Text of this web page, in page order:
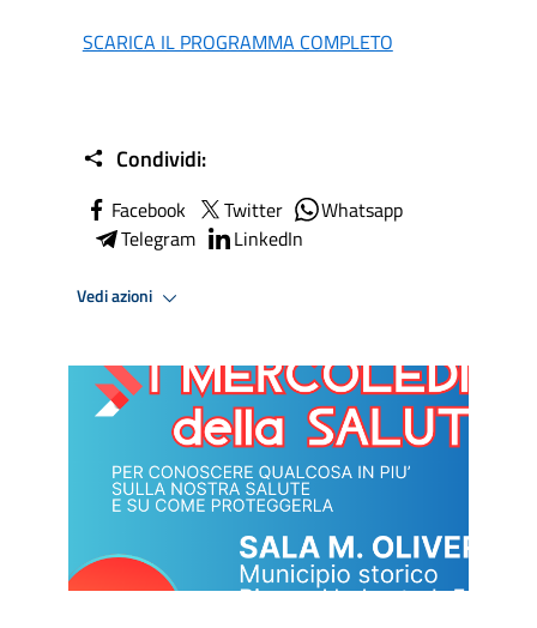
SCARICA IL PROGRAMMA COMPLETO
Condividi:
Facebook Twitter
Whatsapp
Telegram
LinkedIn
Vedi azioni